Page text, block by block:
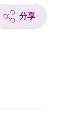
分享